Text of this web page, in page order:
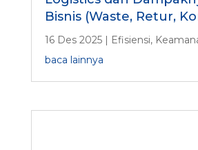
Bisnis (Waste, Retur,
16 Des 2025| Efisiensi,
baca lainnya